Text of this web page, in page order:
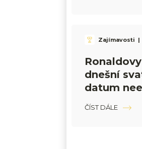
Zajímavosti |
dnešní
datum
ČÍST DÁLE